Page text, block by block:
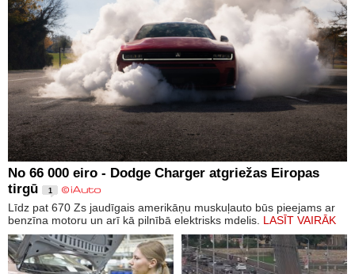
No 66 000 eiro - Dodge Charger atgriežas Eiropas
tirgū
1
Līdz pat 670 Zs jaudīgais amerikāņu muskuļauto būs pieejams ar
benzīna motoru un arī kā pilnībā elektrisks mdelis. LASĪT VAIRĀK